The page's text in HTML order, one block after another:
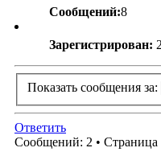
Сообщений:8
Зарегистрирован:
Показать сообщения за:
Ответить
Сообщений: 2 • Страница